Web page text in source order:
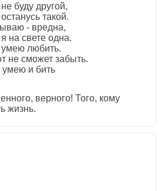
буду другой,
такой.
- вредна,
на свете одна.
умею любить.
не сможет забыть.
умею и бить
верного! Того, кому
жизнь.